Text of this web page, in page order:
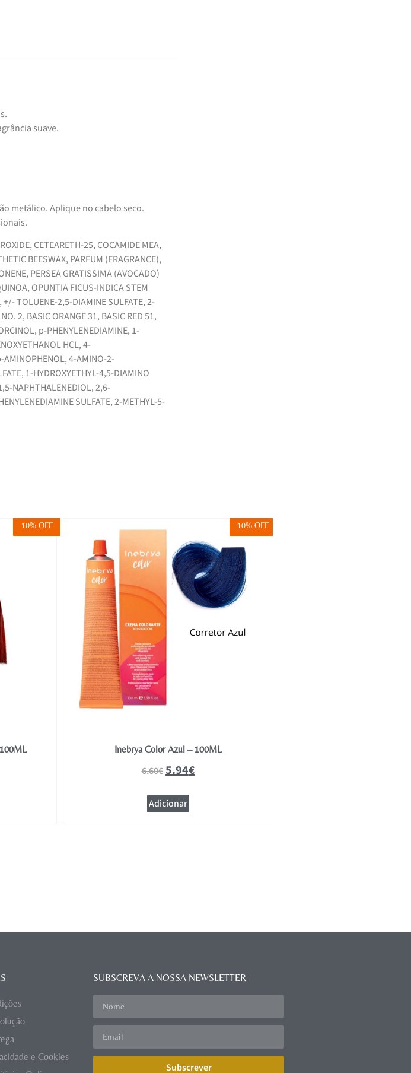
suave.
metálico. Aplique no cabelo seco.
CETEARETH-25, COCAMIDE MEA,
BEESWAX, PARFUM (FRAGRANCE),
PERSEA GRATISSIMA (AVOCADO)
OPUNTIA FICUS-INDICA STEM
+/- TOLUENE-2,5-DIAMINE SULFATE, 2-
2, BASIC ORANGE 31, BASIC RED 51,
p-PHENYLENEDIAMINE, 1-
HCL, 4-
AMINOPHENOL, 4-AMINO-2-
1-HYDROXYETHYL-4,5-DIAMINO
NAPHTHALENEDIOL, 2,6-
SULFATE, 2-METHYL-5-
10% OFF 10% OFF
Inebrya Color Azul – 100ML
6.60€ 5.94€
Adicionar
e Cookies
SUBSCREVA A NOSSA NEWSLETTER
Subscrever